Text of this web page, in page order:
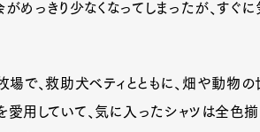
めっきり少なくなってしまったが、すぐ
場で、救助犬ベティとともに、畑や動物の
愛用していて、気に入ったシャツは全色揃